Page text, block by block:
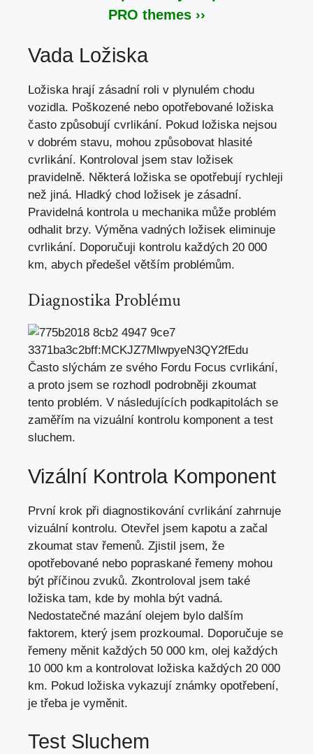
PRO themes ››
Vada Ložiska
Ložiska hrají zásadní roli v plynulém chodu
vozidla. Poškozené nebo opotřebované ložiska
často způsobují cvrlikání. Pokud ložiska nejsou
v dobrém stavu, mohou způsobovat hlasité
cvrlikání. Kontroloval jsem stav ložisek
pravidelně. Některá ložiska se opotřebují rychleji
než jiná. Hladký chod ložisek je zásadní.
Pravidelná kontrola u mechanika může problém
odhalit brzy. Výměna vadných ložisek eliminuje
cvrlikání. Doporučuji kontrolu každých 20 000
km, abych předešel větším problémům.
Diagnostika Problému
Často slýchám ze svého Fordu Focus cvrlikání,
a proto jsem se rozhodl podrobněji zkoumat
tento problém. V následujících podkapitolách se
zaměřím na vizuální kontrolu komponent a test
sluchem.
Vizální Kontrola Komponent
První krok při diagnostikování cvrlikání zahrnuje
vizuální kontrolu. Otevřel jsem kapotu a začal
zkoumat stav řemenů. Zjistil jsem, že
opotřebované nebo popraskané řemeny mohou
být příčinou zvuků. Zkontroloval jsem také
ložiska tam, kde by mohla být vadná.
Nedostatečné mazání olejem bylo dalším
faktorem, který jsem prozkoumal. Doporučuje se
řemeny měnit každých 50 000 km, olej každých
10 000 km a kontrolovat ložiska každých 20 000
km. Pokud ložiska vykazují známky opotřebení,
je třeba je vyměnit.
Test Sluchem